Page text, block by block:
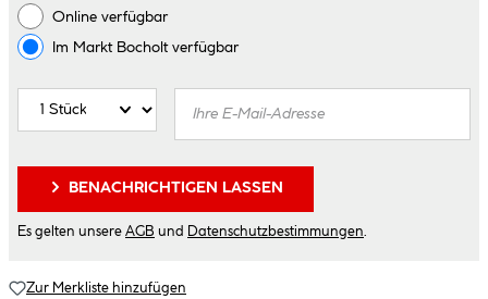
Online verfügbar
Im Markt Bocholtverfügbar
BENACHRICHTIGEN LASSEN
Es gelten unsere AGB und Datenschutzbestimmungen
Zur Merkliste hinzufügen